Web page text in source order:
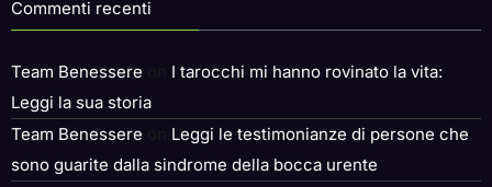
Commenti recenti
Team Benessere
I tarocchi mi hanno rovinato la vita:
Leggi la sua storia
Team Benessere
Leggi le testimonianze di persone che
sono guarite dalla sindrome della bocca urente